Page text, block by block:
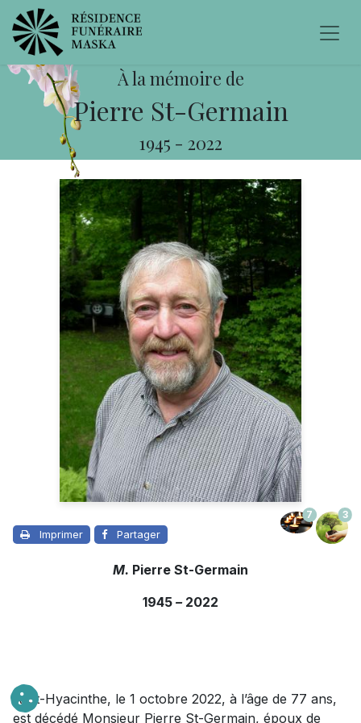
À la mémoire de
Pierre St-Germain
1945 - 2022
Imprimer Partager
7 3
M. Pierre St-Germain
1945 – 2022
À St-Hyacinthe, le 1 octobre 2022, à l’âge de 77 ans,
est décédé Monsieur Pierre St-Germain, époux de